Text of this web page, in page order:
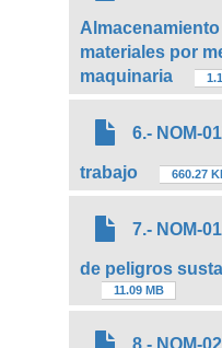
materiales por
maquinaria
6.- NOM-
trabajo 660.27
7.- NOM-
de peligros
11.09 MB
8.- NOM-